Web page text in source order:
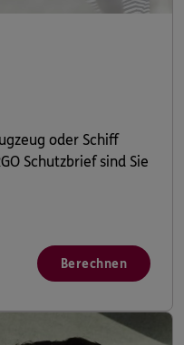
oder Schiff
Schutzbrief sind Sie
Berechnen